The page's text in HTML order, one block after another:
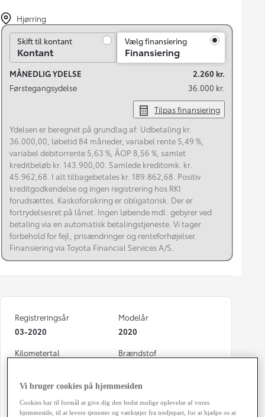
Hjørring
Skift til kontant
Skift til kontant
Kontant
Vælg finansiering
Finansiering
MÅNEDLIG YDELSE
2.260 kr.
Førstegangsydelse
36.000 kr.
Tilpas finansiering
Ydelsen er beregnet på grundlag af: Udbetaling kr.
36.000,00, løbetid 84 måneder, variabel rente 5,49 %,
variabel debitorrente 5,63 %, ÅOP 8,56 %, samlet
kreditbeløb kr. 143.900,00. Samlede kreditomk. kr.
45.962,68. I alt tilbagebetales kr. 189.862,68. Positiv
kreditgodkendelse og ingen registrering hos RKI
forudsættes. Kaskoforsikring er obligatorisk. Der er
fortrydelsesret på lånet. Ingen løbende mdl. gebyrer ved
betaling via en automatisk betalingstjeneste. Vi tager
forbehold for fejl, prisændringer og renteforhøjelser.
Finansiering via Toyota Financial Services A/S.
Registreringsår
03-2020
Modelår
2020
Kilometertal
Brændstof
Karosseri
Stationcar
Hestekræfter
122 HK
Vi bruger cookies på hjemmesiden
Cookies har til formål at give dig den bedst mulige oplevelse af vores
hjemmeside, til at levere tjenester og værktøjer fra tredjepart, for at hjælpe os at